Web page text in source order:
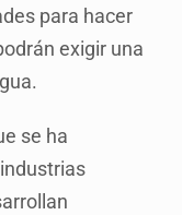
para hacer
exigir una
se ha